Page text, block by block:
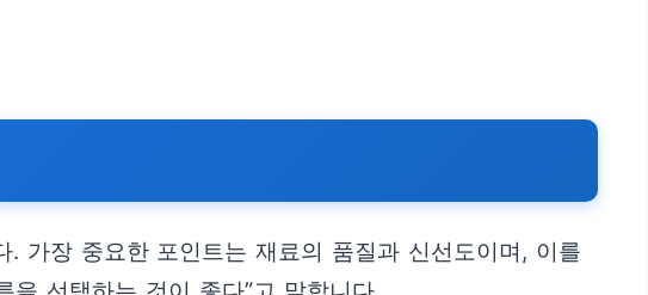
가장 중요한 포인트는 재료의 품질과 신선도이며, 이를